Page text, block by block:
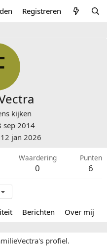
Registreren
kijken
sep 2014
12 jan 2026
Waardering
0
Punten
6
Berichten Over mij
profiel.